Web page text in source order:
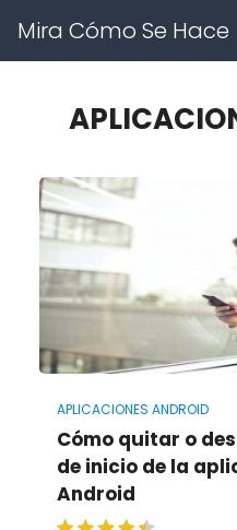
Mira Cómo Se Hace
APLICACIONES ANDROID
Cómo quitar o
de inicio de la
Android